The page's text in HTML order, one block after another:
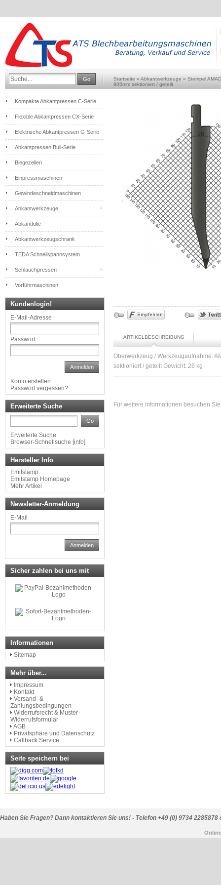
Go Startseite » Abkantwerkzeuge » Stempel
805mm sektioniert / geteilt
ARTIKELBESCHREIBUNG
Oberwerkzeug / Werkzeugaufnahme:
sektioniert / geteilt Gewicht: 26 kg
Für weitere Informationen besuchen
Kompakte Abkantpressen C-Serie
Flexible Abkantpressen CX-Serie
Elektrische Abkantpressen G-Serie
Abkantpressen Bull-Serie
Biegezellen
Einpressmaschinen
Gewindeschneidmaschinen
Abkantwerkzeuge
Abkantfolie
Abkantwerkzeugschrank
TEDA Schnellspannsystem
Schlauchpressen
Vorführmaschinen
Kundenlogin!
E-Mail-Adresse
Passwort
Anmelden
Konto erstellen
Passwort vergessen?
Erweiterte Suche
Go
Erweiterte Suche
Browser-Schnellsuche [info]
Hersteller Info
Emilstamp
Emilstamp Homepage
Mehr Artikel
Newsletter-Anmeldung
E-Mail
Anmelden
Sicher zahlen bei uns mit
Informationen
Sitemap
Mehr über...
Impressum
Kontakt
Versand- &
Zahlungsbedingungen
Widerrufsrecht & Muster-
Widerrufsformular
AGB
Privatsphäre und Datenschutz
Callback Service
Seite speichern bei
Haben Sie Fragen? Dann kontaktieren Sie uns! - Telefon +49 (0) 9734